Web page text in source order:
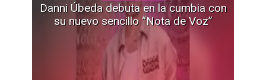
Danni Úbeda debuta en la cumbia con
su nuevo sencillo “Nota de Voz”